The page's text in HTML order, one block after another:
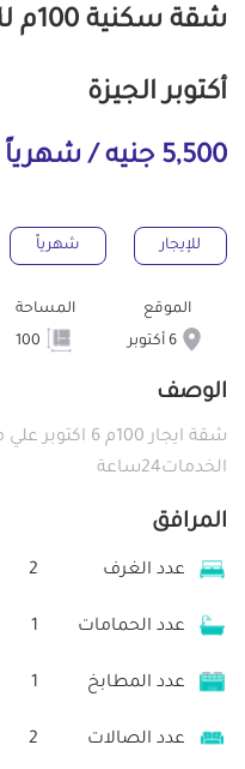
أكتوبر الجيزة
5,500 جنيه / شهرياً
للإيجار شهرياً
الموقع
6 أكتوبر
المساحة
الوصف
شقة ايجار 100م
الخدمات24ساعة
المرافق
عدد الغرف 2
عدد الحمامات 1
عدد المطابخ 1
عدد الصالات 2